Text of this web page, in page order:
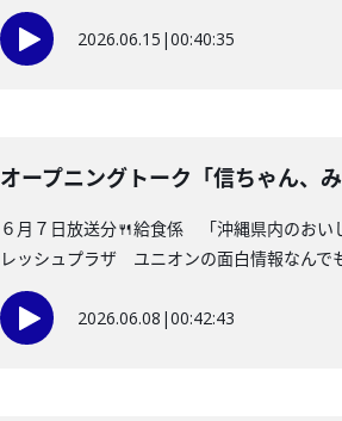
2026.06.15 |00:40:35
オープニングトーク「信ちゃん、
６月７日放送分🍴給食係 「沖縄県内のお
レッシュプラザ ユニオンの面白情報なん
2026.06.08 |00:42:43